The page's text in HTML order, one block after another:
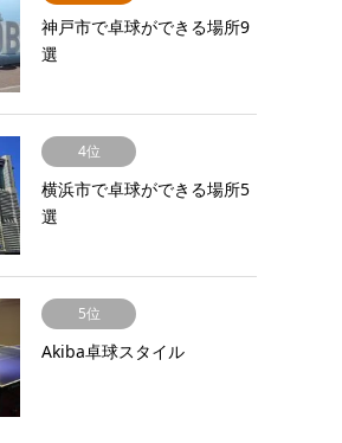
神戸市で卓球ができる場所9
選
4位
横浜市で卓球ができる場所5
選
5位
Akiba卓球スタイル